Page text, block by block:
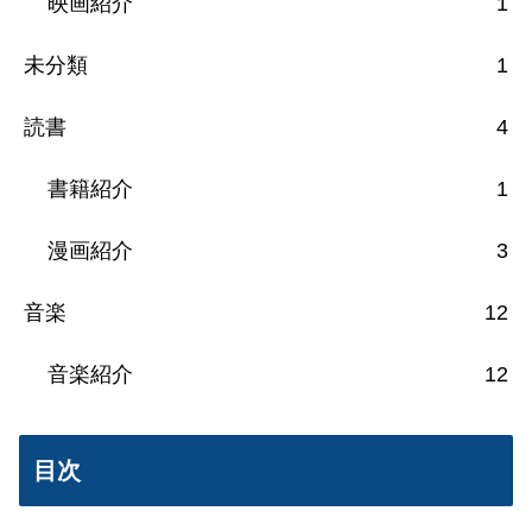
未分類 1
読書 4
書籍紹介 1
漫画紹介 3
音楽 12
音楽紹介 12
目次